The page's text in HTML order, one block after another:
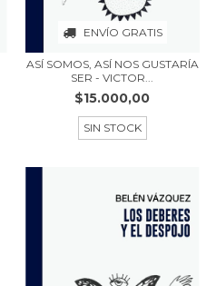
ENVÍO GRATIS
ASÍ SOMOS, ASÍ NOS GUSTARÍA
SER - VICTOR...
$15.000,00
SIN STOCK